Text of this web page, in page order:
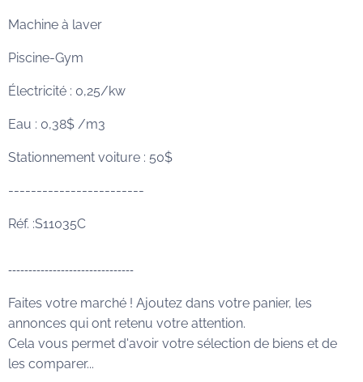
Machine à laver
Piscine-Gym
Électricité : 0,25/kw
Eau : 0,38$ /m3
Stationnement voiture : 50$
------------------------
Réf. :S11035C
-------------------------------
Faites votre marché ! Ajoutez dans votre panier, les
annonces qui ont retenu votre attention.
Cela vous permet d'avoir votre sélection de biens et de
les comparer...